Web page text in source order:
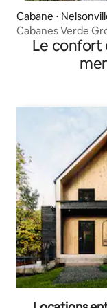
Cabane ⋅
Cabanes Verde
Le confort